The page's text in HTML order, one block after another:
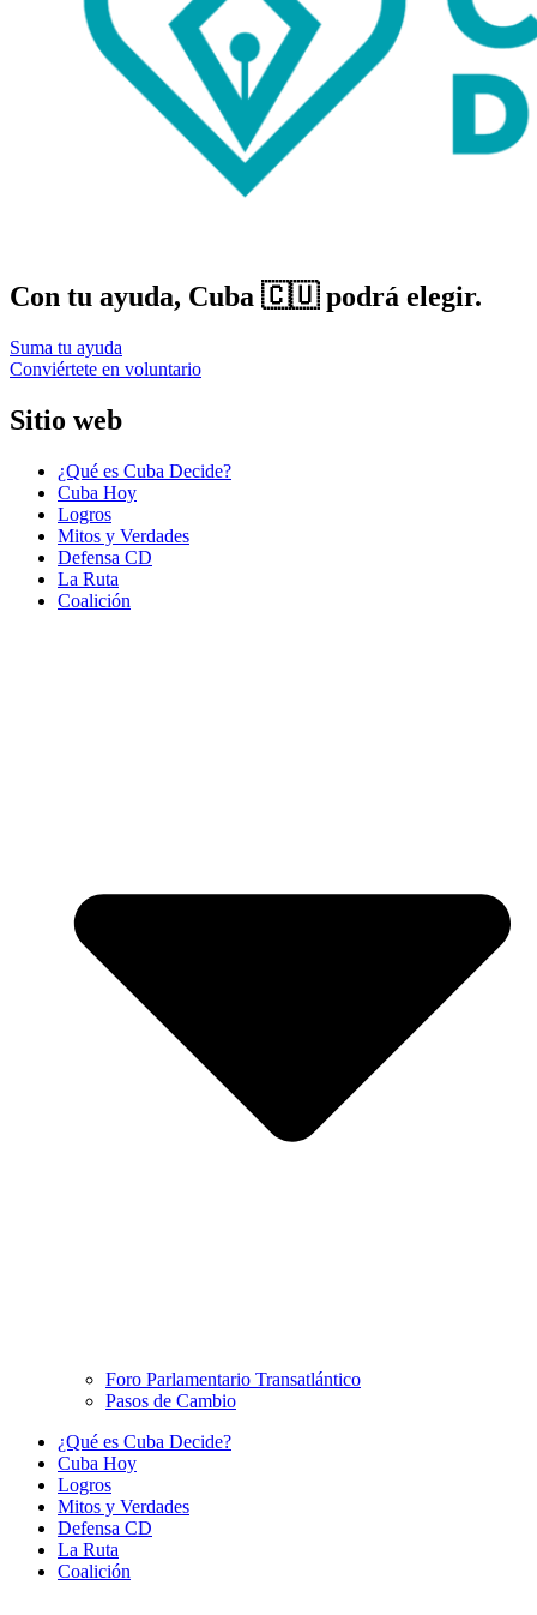
Con tu ayuda, Cuba 🇨🇺 podrá elegir.
Suma tu ayuda
Conviértete en voluntario
Sitio web
¿Qué es Cuba Decide?
Cuba Hoy
Logros
Mitos y Verdades
Defensa CD
La Ruta
Coalición
Foro Parlamentario Transatlántico
Pasos de Cambio
¿Qué es Cuba Decide?
Cuba Hoy
Logros
Mitos y Verdades
Defensa CD
La Ruta
Coalición